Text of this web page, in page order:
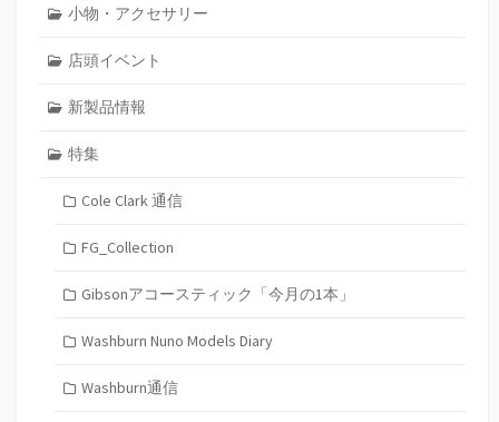
小物・アクセサリー
店頭イベント
新製品情報
特集
Cole Clark 通信
FG_Collection
Gibsonアコースティック「今月の1本」
Washburn Nuno Models Diary
Washburn通信